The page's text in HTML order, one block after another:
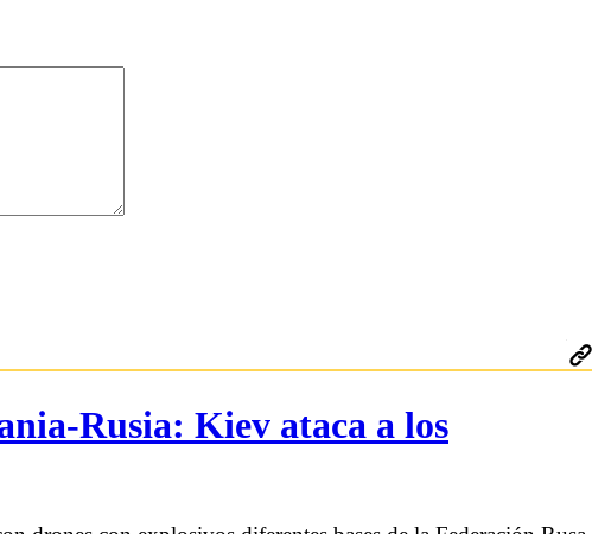
Rusia: Kiev ataca a los